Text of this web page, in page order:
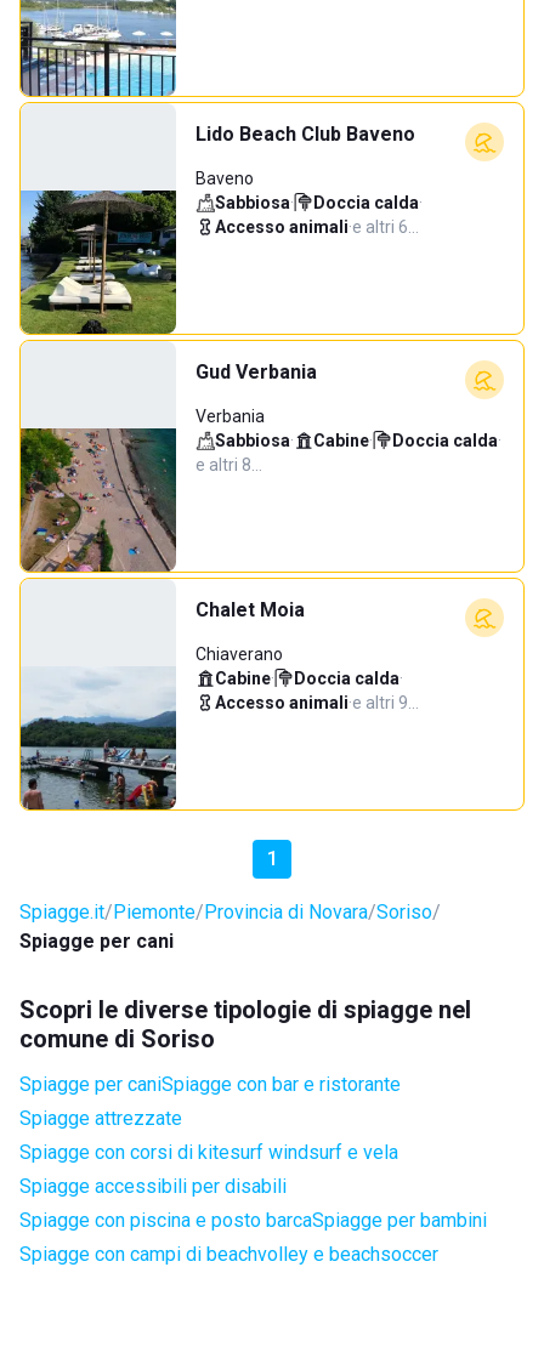
Lido Beach Club Baveno
Baveno
Sabbiosa· Doccia calda·
Accesso animali·e altri 6…
Gud Verbania
Verbania
Sabbiosa· Cabine· Doccia calda·
e altri 8…
Chalet Moia
Chiaverano
Cabine· Doccia calda·
Accesso animali·e altri 9…
1
Spiagge.it Piemonte Provincia di Novara Soriso
Spiagge per cani
Scopri le diverse tipologie di spiagge nel
comune di Soriso
Spiagge per caniSpiagge con bar e ristorante
Spiagge attrezzate
Spiagge con corsi di kitesurf windsurf e vela
Spiagge accessibili per disabili
Spiagge con piscina e posto barcaSpiagge per bambini
Spiagge con campi di beachvolley e beachsoccer